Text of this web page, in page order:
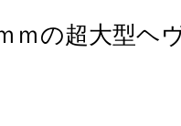
ｍの超大型ヘ